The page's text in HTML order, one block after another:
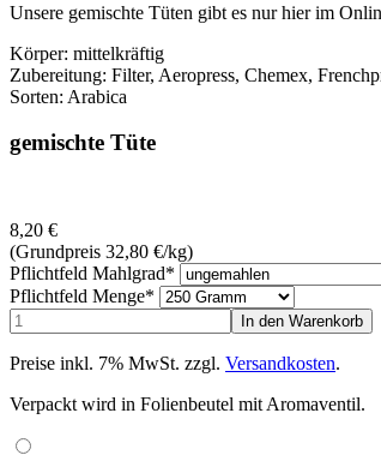
Unsere gemischte Tüten gibt es nur hier im
Körper: mittelkräftig
Zubereitung: Filter, Aeropress, Chemex,
Sorten: Arabica
gemischte Tüte
8,20 €
(Grundpreis 32,80 €/kg)
Pflichtfeld Mahlgrad*
Pflichtfeld Menge*
Preise inkl. 7% MwSt. zzgl. Versandkosten.
Verpackt wird in Folienbeutel mit Aromaventil.